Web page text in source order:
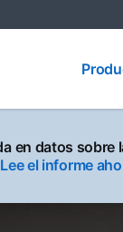
en datos sobre
Lee el informe